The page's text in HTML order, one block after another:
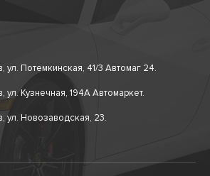
ул. Потемкинская, 41/3 Автомаг 24.
ул. Кузнечная, 194А Автомаркет.
ул. Новозаводская, 23.